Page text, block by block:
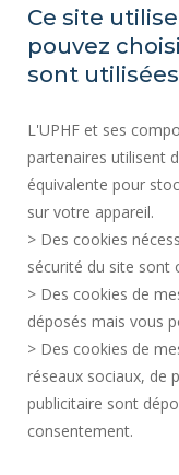
PLAN DU SITE
DONNÉES
MARCHÉS PUBLICS
MENTIONS LÉGALES
CRÉDITS
ESPACE PRESSE
SERVICES PUBLICS +
CONTACTS
Ce site
pouvez
sont
L'UPHF et ses
partenaires utilisent
équivalente pour
sur votre appareil.
> Des cookies
sécurité du site sont
> Des cookies de
déposés mais vous
> Des cookies de
réseaux sociaux, de
publicitaire sont
consentement.